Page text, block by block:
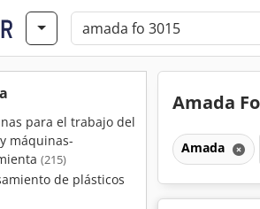
para el trabajo del
máquinas-
(215)
de plásticos
Amada
Amada